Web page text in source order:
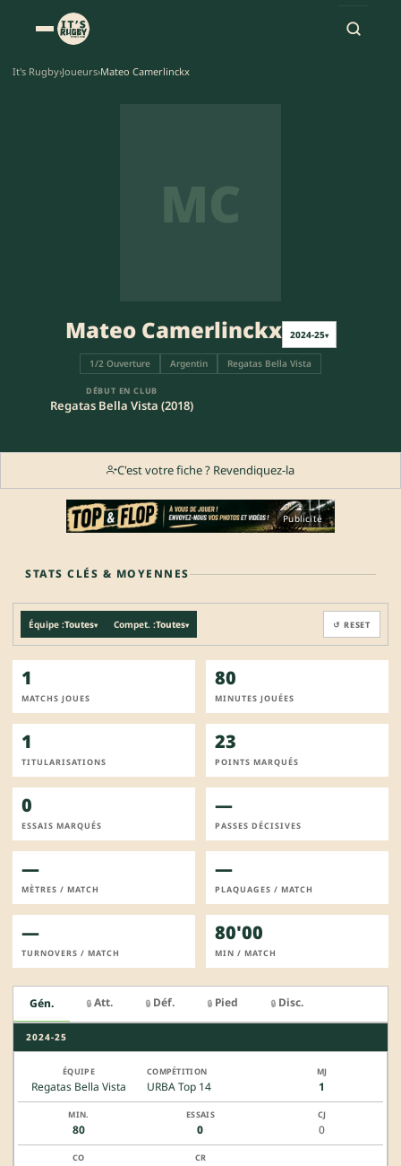
It's Rugby›Joueurs›Mateo Camerlinckx
MC
Mateo Camerlinckx 2024-25▾
1/2 Ouverture Argentin Regatas Bella Vista
DÉBUT EN CLUB
Regatas Bella Vista (2018)
C'est votre fiche ? Revendiquez-la
Publicité
STATS CLÉS & MOYENNES
Équipe :Toutes▾ Compet. :Toutes▾ ↺ RESET
1
MATCHS JOUES
80
MINUTES JOUÉES
1
TITULARISATIONS
23
POINTS MARQUÉS
0
ESSAIS MARQUÉS
—
PASSES DÉCISIVES
—
MÈTRES / MATCH
—
PLAQUAGES / MATCH
—
TURNOVERS / MATCH
80'00
MIN / MATCH
Gén. 🔒 Att. 🔒 Déf. 🔒 Pied 🔒 Disc.
2024-25
Regatas Bella Vista URBA Top 14 1
80 0 0